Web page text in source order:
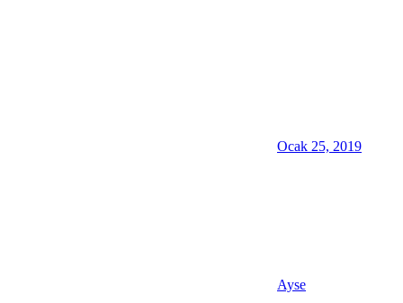
Ocak 25, 2019
Ayse